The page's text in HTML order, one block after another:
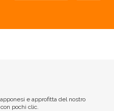
e approfitta del nostro
pochi clic.